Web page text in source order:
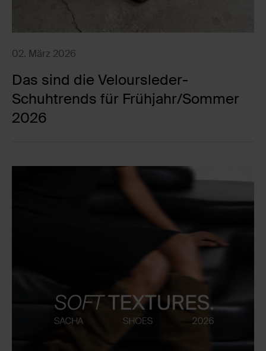
02. März 2026
Das sind die Veloursleder-
Schuhtrends für Frühjahr/Sommer
2026